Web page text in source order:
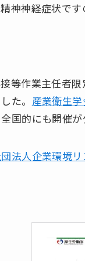
神神経症状です
等作業主任者
た。 産業衛生
国的にも開催
法人企業環境